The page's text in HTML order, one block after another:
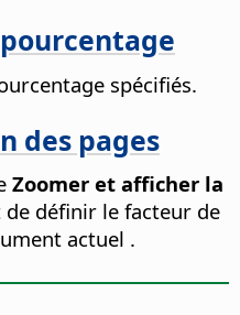
spécifiés.
des pages
Zoomer et afficher la
définir le facteur de
actuel .